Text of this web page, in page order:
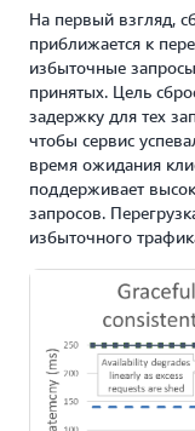
На первый взгляд,
приближается к
избыточные
принятых. Цель
задержку для тех
чтобы сервис
время ожидания
поддерживает
запросов.
избыточного